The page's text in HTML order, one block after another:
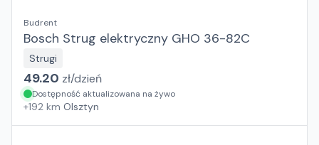
Budrent
Bosch Strug elektryczny GHO 36-82C
Strugi
49.20 zł/dzień
Dostępność aktualizowana na żywo
+192 km Olsztyn